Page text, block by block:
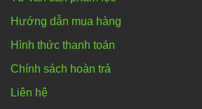
Hướng dẫn mua hàng
Hình thức thanh toán
Chính sách hoàn trả
Liên hệ